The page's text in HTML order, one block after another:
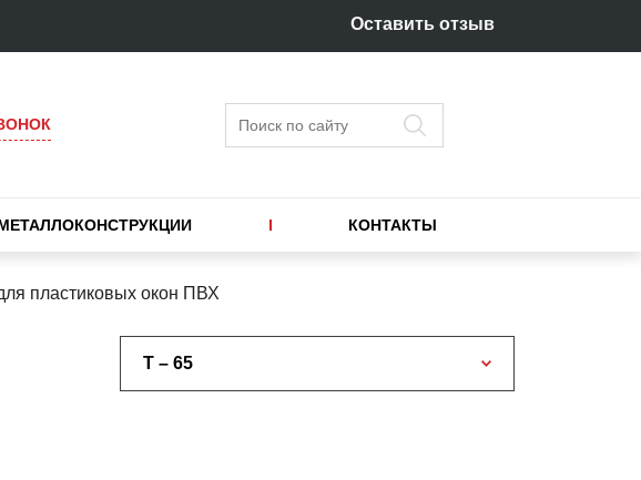
Оставить отзыв
Поиск
КОНТАКТЫ
пластиковых окон ПВХ
T – 65